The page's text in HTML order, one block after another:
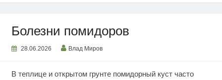
Болезни помидоров
28.06.2026 Влад Миров
В теплице и открытом грунте помидорный куст часто